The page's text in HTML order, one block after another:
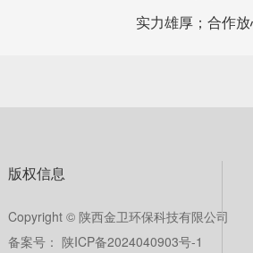
实力雄厚；合作
版权信息
Copyright © 陕西金卫环保科技有限公司
备案号： 陕ICP备2024040903号-1